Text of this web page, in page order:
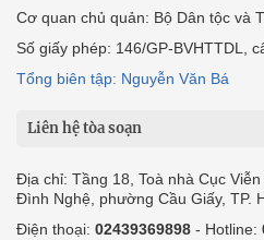
Cơ quan chủ quản: Bộ Dân tộc và
Số giấy phép: 146/GP-BVHTTDL,
Tổng biên tập: Nguyễn Văn Bá
Liên hệ tòa soạn
Địa chỉ: Tầng 18, Toà nhà Cục
Đình Nghệ, phường Cầu Giấy, TP.
Điện thoại: 02439369898 - Hotline: